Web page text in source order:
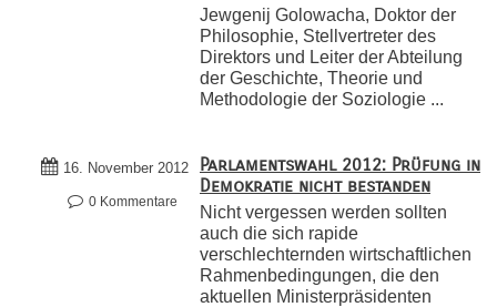
Jewgenij Golowacha, Doktor der
Philosophie, Stellvertreter des
Direktors und Leiter der Abteilung
der Geschichte, Theorie und
Methodologie der Soziologie ...
16. November 2012
0 Kommentare
Parlamentswahl 2012: Prüfung in
Demokratie nicht bestanden
Nicht vergessen werden sollten
auch die sich rapide
verschlechternden wirtschaftlichen
Rahmenbedingungen, die den
aktuellen Ministerpräsidenten